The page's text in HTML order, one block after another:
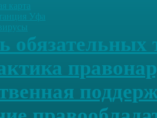
карта
Уфа
обязательных